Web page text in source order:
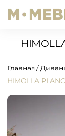
Главная
HIMOLLA